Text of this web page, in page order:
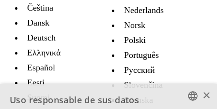
Čeština
Dansk
Deutsch
Ελληνικά
Español
Eesti
Suomi
Nederlands
Norsk
Polski
Português
Русский
Slovenčina
Svenska
×
Uso responsable de sus datos